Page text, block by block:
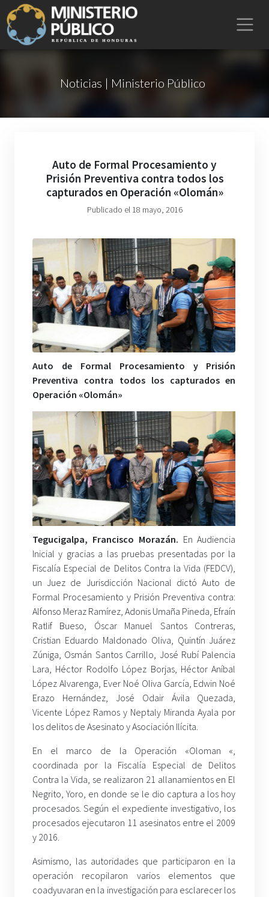
Noticias | Ministerio Público
Auto de Formal Procesamiento y
Prisión Preventiva contra todos los
capturados en Operación «Olomán»
Publicado el 18 mayo, 2016
Auto de Formal Procesamiento y Prisión
Preventiva contra todos los capturados en
Operación «Olomán»
Tegucigalpa, Francisco Morazán. En Audiencia
Inicial y gracias a las pruebas presentadas por la
Fiscalía Especial de Delitos Contra la Vida (FEDCV),
un Juez de Jurisdicción Nacional dictó Auto de
Formal Procesamiento y Prisión Preventiva contra:
Alfonso Meraz Ramírez, Adonis Umaña Pineda, Efraín
Ratlif Bueso, Óscar Manuel Santos Contreras,
Cristian Eduardo Maldonado Oliva, Quintín Juárez
Zúniga, Osmán Santos Carrillo, José Rubí Palencia
Lara, Héctor Rodolfo López Borjas, Héctor Aníbal
López Alvarenga, Ever Noé Oliva García, Edwin Noé
Erazo Hernández, José Odair Ávila Quezada,
Vicente López Ramos y Neptaly Miranda Ayala por
los delitos de Asesinato y Asociación Ilícita.
En el marco de la Operación «Oloman «,
coordinada por la Fiscalía Especial de Delitos
Contra la Vida, se realizaron 21 allanamientos en El
Negrito, Yoro, en donde se le dio captura a los hoy
procesados. Según el expediente investigativo, los
procesados ejecutaron 11 asesinatos entre el 2009
y 2016.
Asimismo, las autoridades que participaron en la
operación recopilaron varios elementos que
coadyuvaran en la investigación para esclarecer los